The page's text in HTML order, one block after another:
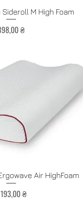
просмотрM High Foam
₴
просмотрAir HighFoam
₴